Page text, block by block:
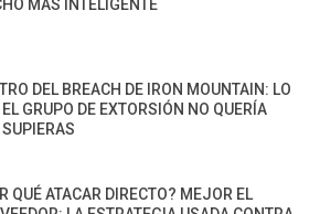
MÁS INTELIGENTE
DEL BREACH DE IRON MOUNTAIN: LO
EL GRUPO DE EXTORSIÓN NO QUERÍA
SUPIERAS
QUÉ ATACAR DIRECTO? MEJOR EL